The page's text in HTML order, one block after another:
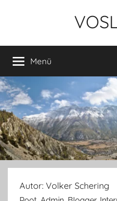
Menü
Autor: Volker Schering